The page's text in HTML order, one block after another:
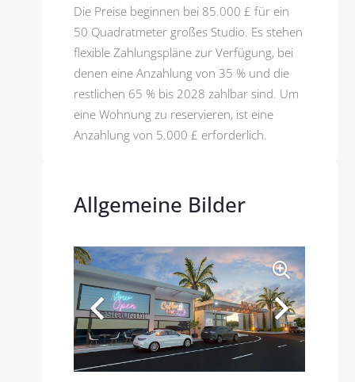
Die Preise beginnen bei 85.000 £ für ein
50 Quadratmeter großes Studio. Es stehen
flexible Zahlungspläne zur Verfügung, bei
denen eine Anzahlung von 35 % und die
restlichen 65 % bis 2028 zahlbar sind. Um
eine Wohnung zu reservieren, ist eine
Anzahlung von 5.000 £ erforderlich.
Allgemeine Bilder